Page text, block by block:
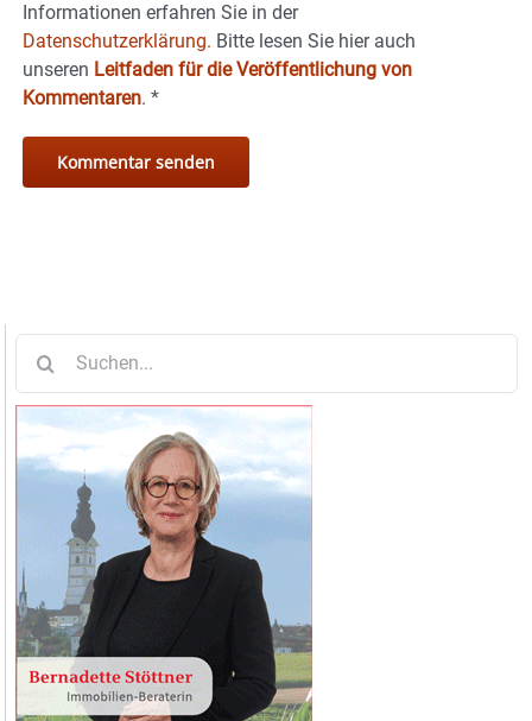
Informationen erfahren Sie in der
Datenschutzerklärung. Bitte lesen Sie hier auch
unseren Leitfaden für die Veröffentlichung von
Kommentaren. *
nach: